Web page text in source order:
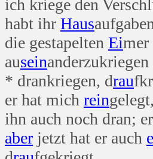
ich kriege den
habt ihr Haus
die gestapelten Eimer
auseinanderzukriegen
* drankriegen, drau
er hat mich reingelegt,
ihn auch noch dran;
aber jetzt hat er auch